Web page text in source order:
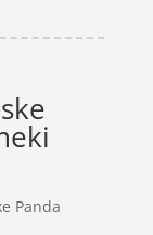
Panda